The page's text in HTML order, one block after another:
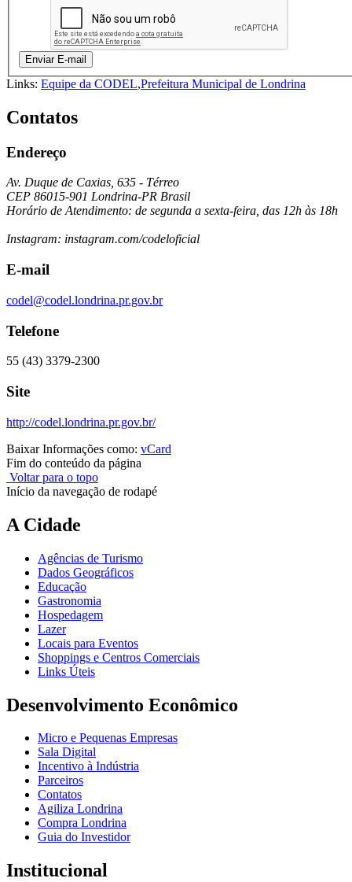
Enviar E-mail
Links: Equipe da CODEL,Prefeitura Municipal de Londrina
Contatos
Endereço
Av. Duque de Caxias, 635 - Térreo
CEP 86015-901 Londrina-PR Brasil
Horário de Atendimento: de segunda a sexta-feira, das 12h às 18h
Instagram: instagram.com/codeloficial
E-mail
codel@codel.londrina.pr.gov.br
Telefone
55 (43) 3379-2300
Site
http://codel.londrina.pr.gov.br/
Baixar Informações como: vCard
Fim do conteúdo da página
Voltar para o topo
Início da navegação de rodapé
A Cidade
Agências de Turismo
Dados Geográficos
Educação
Gastronomia
Hospedagem
Lazer
Locais para Eventos
Shoppings e Centros Comerciais
Links Úteis
Desenvolvimento Econômico
Micro e Pequenas Empresas
Sala Digital
Incentivo à Indústria
Parceiros
Contatos
Agiliza Londrina
Compra Londrina
Guia do Investidor
Institucional